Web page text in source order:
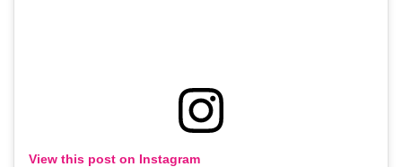
View this post on Instagram